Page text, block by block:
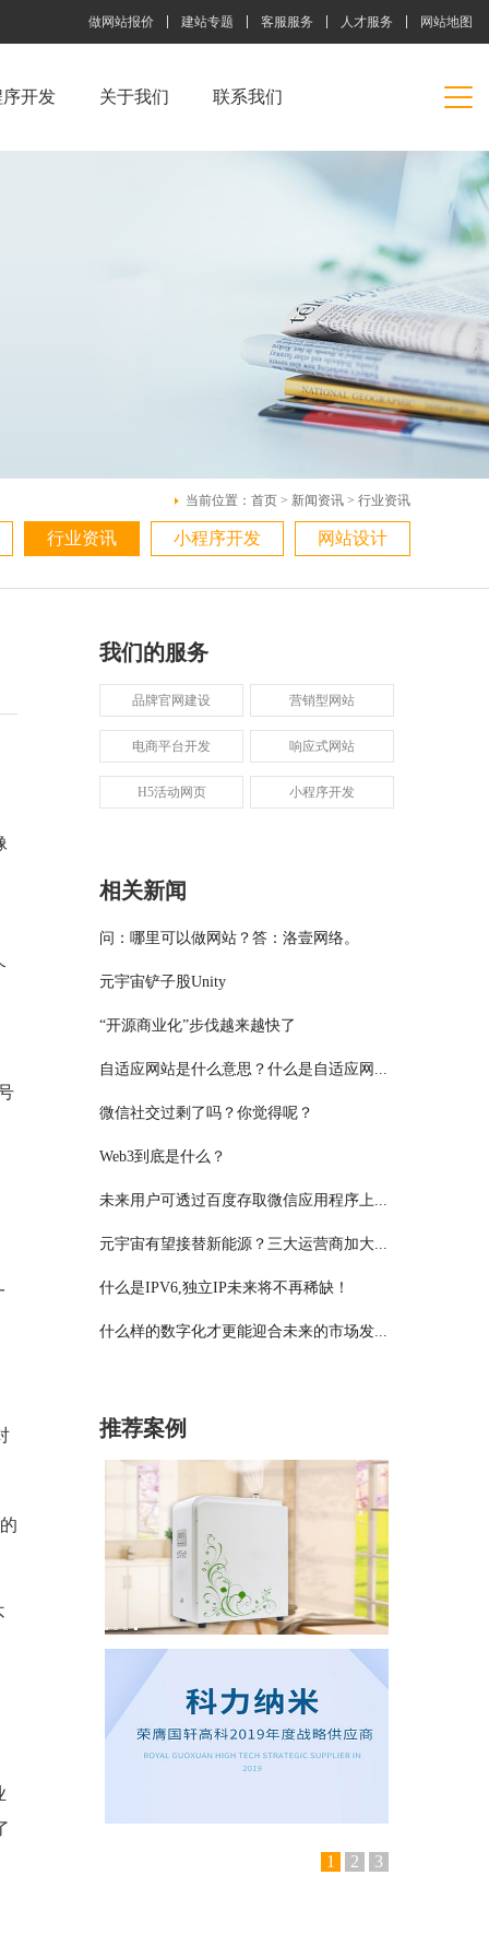
做网站报价 建站专题 客服服务 人才服务 网站地图
开发 关于我们 联系我们
当前位置： 首页 > 新闻资讯 > 行业资讯
行业资讯 小程序开发 网站设计
我们的服务
品牌官网建设 营销型网站
电商平台开发 响应式网站
H5活动网页 小程序开发
相关新闻
问：哪里可以做网站？答：洛壹网络。
元宇宙铲子股Unity
“开源商业化”步伐越来越快了
自适应网站是什么意思？什么是自适应网...
微信社交过剩了吗？你觉得呢？
Web3到底是什么？
未来用户可透过百度存取微信应用程序上...
元宇宙有望接替新能源？三大运营商加大...
什么是IPV6,独立IP未来将不再稀缺！
什么样的数字化才更能迎合未来的市场发...
推荐案例
1 2 3